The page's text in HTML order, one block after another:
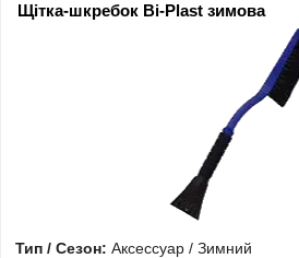
Щітка-шкребок Bi-Plast зимова
Тип / Сезон: Аксессуар / Зимний